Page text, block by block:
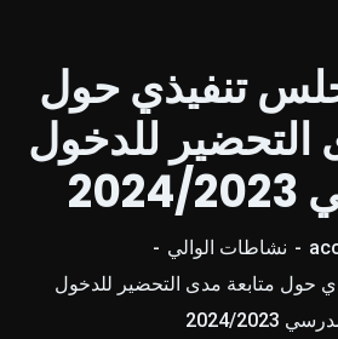
تنفيذي حول
التحضير للدخول
نشاطات الوالي
حول متابعة مدى التحضير للدخول
2024/2023